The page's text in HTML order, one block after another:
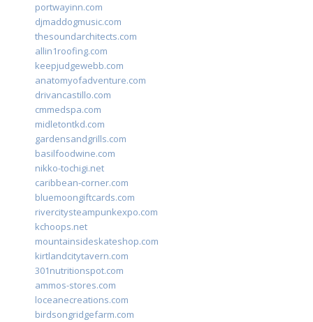
portwayinn.com
djmaddogmusic.com
thesoundarchitects.com
allin1roofing.com
keepjudgewebb.com
anatomyofadventure.com
drivancastillo.com
cmmedspa.com
midletontkd.com
gardensandgrills.com
basilfoodwine.com
nikko-tochigi.net
caribbean-corner.com
bluemoongiftcards.com
rivercitysteampunkexpo.com
kchoops.net
mountainsideskateshop.com
kirtlandcitytavern.com
301nutritionspot.com
ammos-stores.com
loceanecreations.com
birdsongridgefarm.com